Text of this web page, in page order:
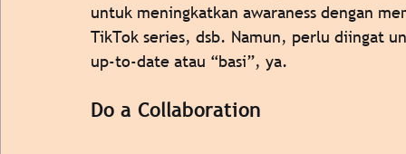
untuk meningkatkan awaraness dengan
TikTok series, dsb. Namun, perlu diingat
up-to-date atau “basi”, ya.
Do a Collaboration